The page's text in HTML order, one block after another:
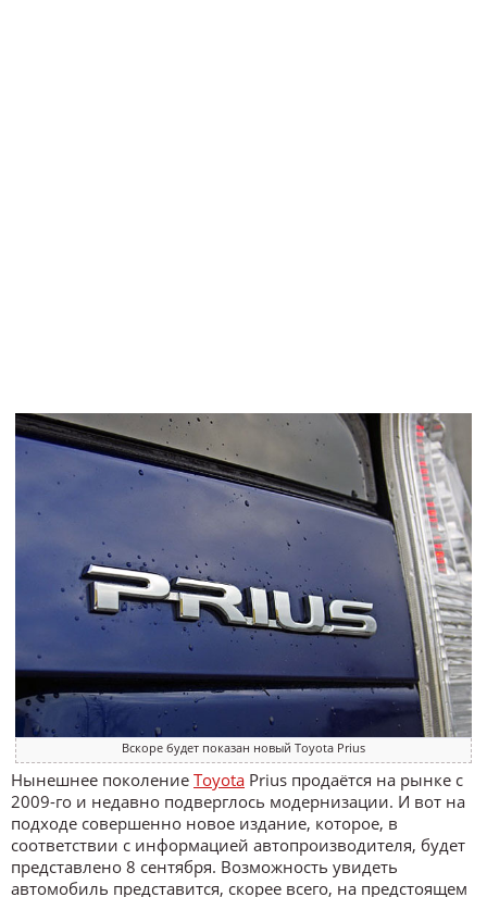
Вскоре будет показан новый Toyota Prius
Нынешнее поколение Toyota Prius продаётся на рынке с
2009-го и недавно подверглось модернизации. И вот на
подходе совершенно новое издание, которое, в
соответствии с информацией автопроизводителя, будет
представлено 8 сентября. Возможность увидеть
автомобиль представится, скорее всего, на предстоящем